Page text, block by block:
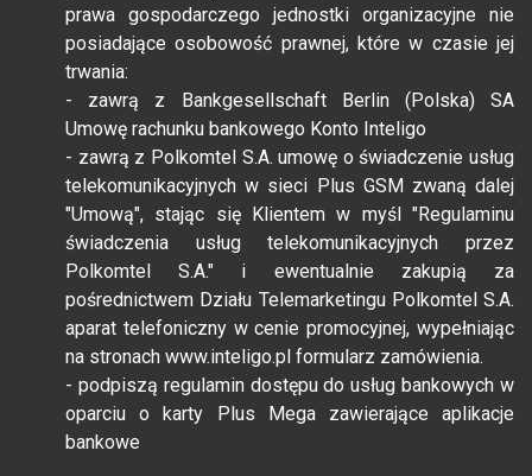
prawa gospodarczego jednostki organizacyjne nie
posiadające osobowość prawnej, które w czasie jej
trwania:
- zawrą z Bankgesellschaft Berlin (Polska) SA
Umowę rachunku bankowego Konto Inteligo
- zawrą z Polkomtel S.A. umowę o świadczenie usług
telekomunikacyjnych w sieci Plus GSM zwaną dalej
"Umową", stając się Klientem w myśl "Regulaminu
świadczenia usług telekomunikacyjnych przez
Polkomtel S.A." i ewentualnie zakupią za
pośrednictwem Działu Telemarketingu Polkomtel S.A.
aparat telefoniczny w cenie promocyjnej, wypełniając
na stronach www.inteligo.pl formularz zamówienia.
- podpiszą regulamin dostępu do usług bankowych w
oparciu o karty Plus Mega zawierające aplikacje
bankowe